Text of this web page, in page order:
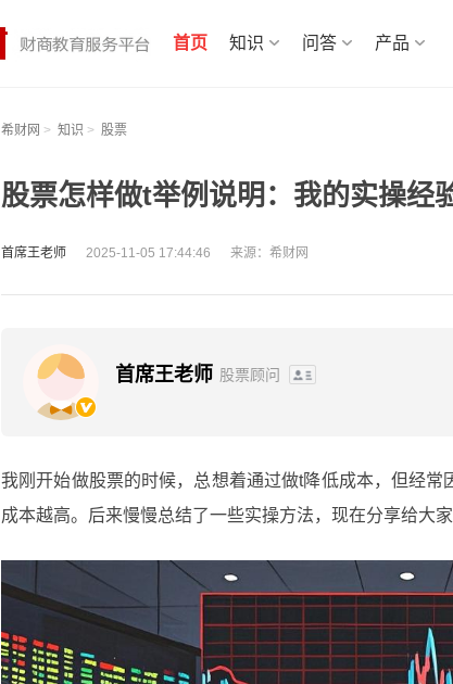
首页 知识 问答 产品
希财网 > 知识 > 股票
股票怎样做t举例说明：我的实操经
首席王老师 2025-11-05 17:44:46 来源：希财网
首席王老师 股票顾问
我刚开始做股票的时候，总想着通过做t降低成本，但经
成本越高。后来慢慢总结了一些实操方法，现在分享给大家